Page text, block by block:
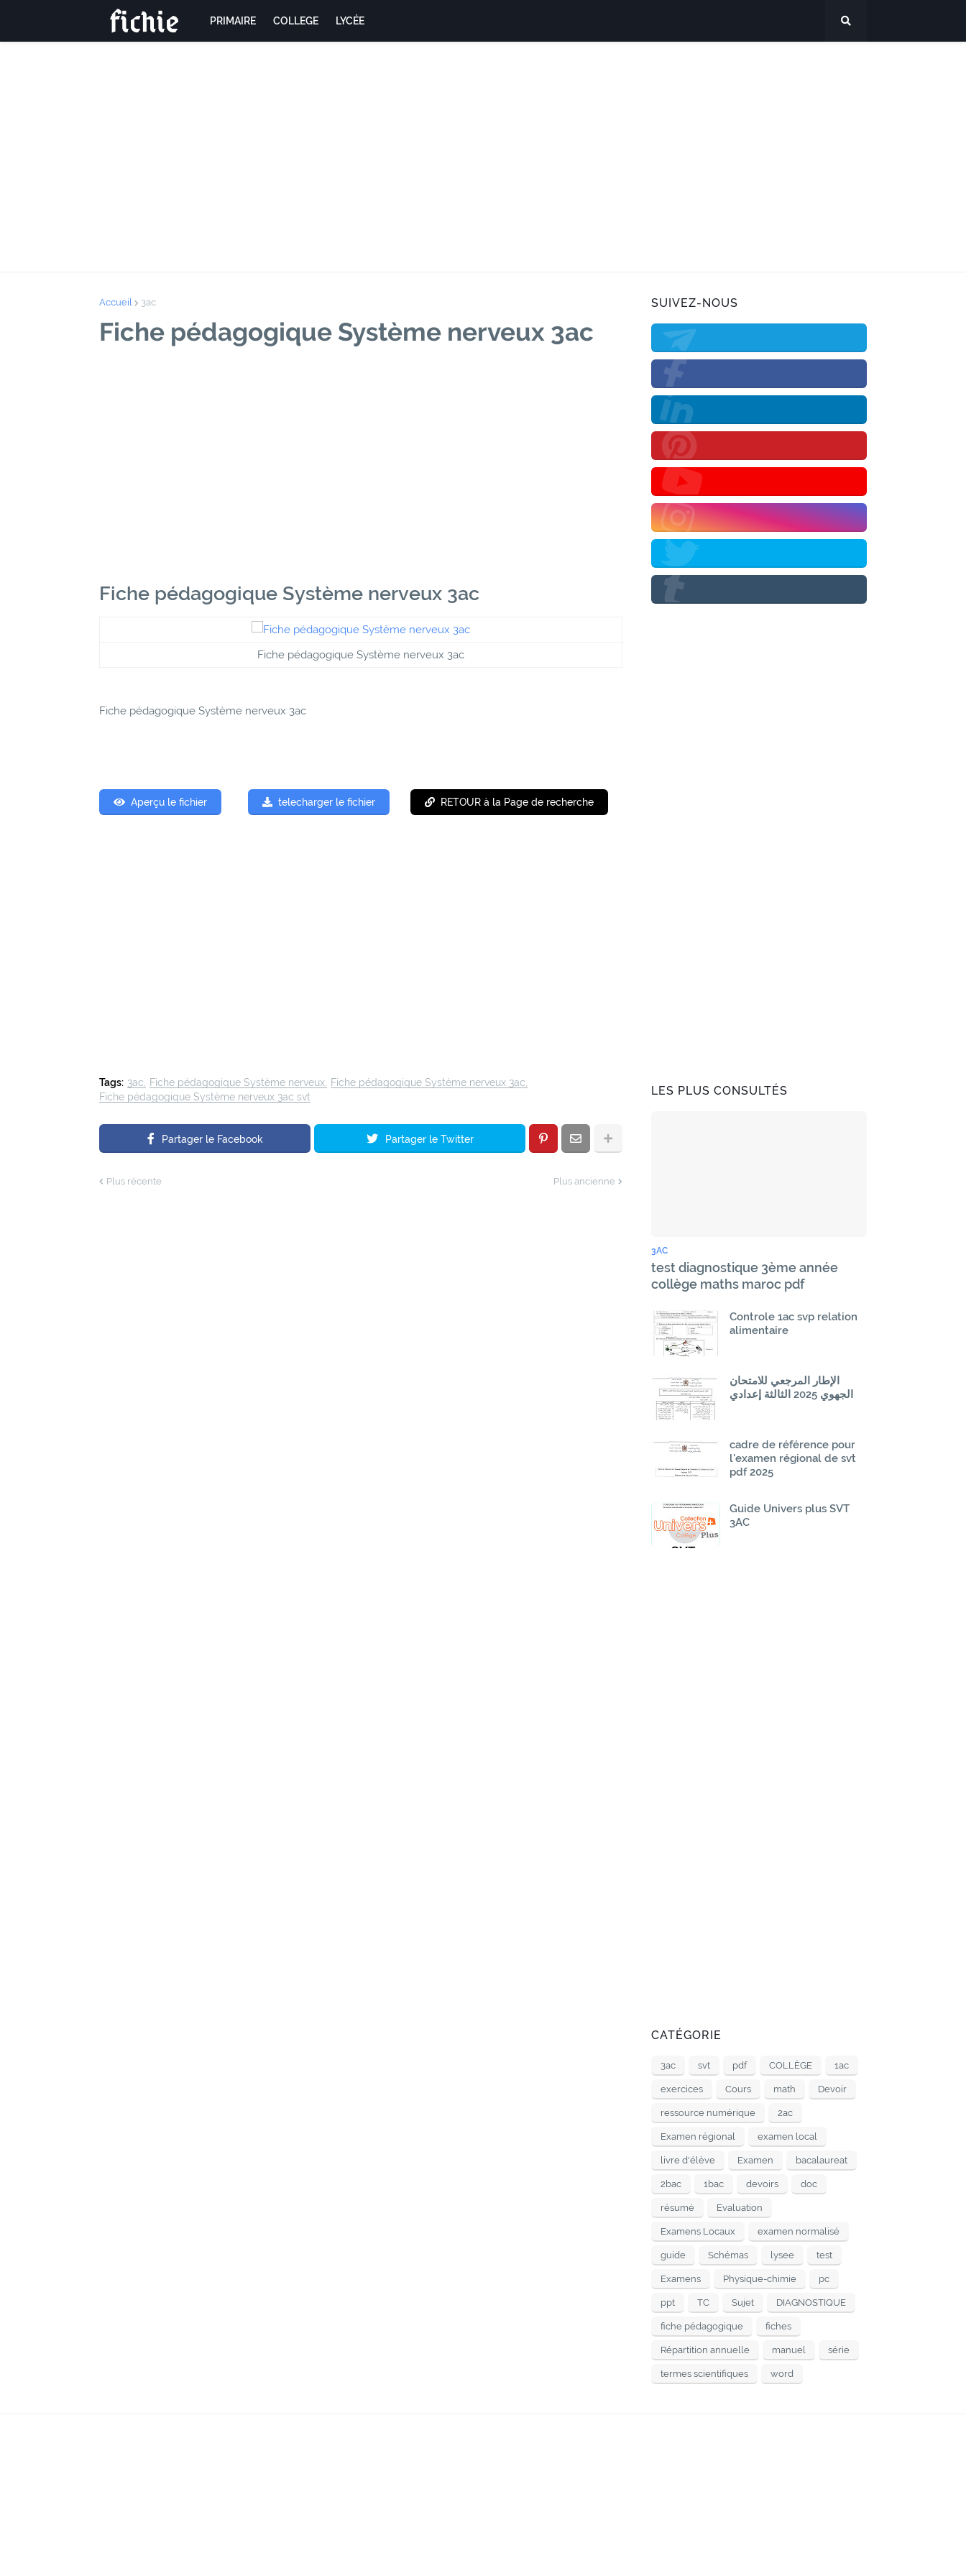
PRIMAIRE COLLEGE LYCÉE
Accueil 3ac
Fiche pédagogique Système nerveux 3ac
Fiche pédagogique Système nerveux 3ac
Fiche pédagogique Système nerveux 3ac
Fiche pédagogique Système nerveux 3ac
Aperçu le fichier telecharger le fichier RETOUR à la Page de recherche
Tags: 3ac Fiche pédagogique Système nerveux
Fiche pédagogique Système nerveux 3ac
Fiche pédagogique Système nerveux 3ac svt
Partager le Facebook Partager le Twitter
Plus récente Plus ancienne
SUIVEZ-NOUS
LES PLUS CONSULTÉS
3AC
test diagnostique 3ème année
collège maths maroc pdf
Controle 1ac svp relation
alimentaire
الإطار المرجعي للامتحان
الجهوي 2025 الثالثة إعدادي
cadre de référence pour
l'examen régional de svt
pdf 2025
Guide Univers plus SVT
3AC
CATÉGORIE
3ac svt pdf COLLÈGE 1ac
exercices Cours math Devoir
ressource numérique 2ac
Examen régional examen local
livre d'élève Examen bacalaureat
2bac 1bac devoirs doc
résumé Evaluation
Examens Locaux examen normalisé
guide Schémas lysee test
Examens Physique-chimie pc
ppt TC Sujet DIAGNOSTIQUE
fiche pédagogique fiches
Répartition annuelle manuel série
termes scientifiques word